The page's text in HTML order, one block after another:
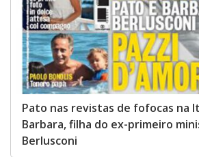
Pato nas revistas de fofocas na
Barbara, filha do ex-primeiro
Berlusconi